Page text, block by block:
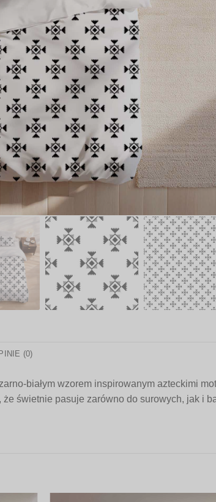
(0)
białym wzorem inspirowanym azteckimi
świetnie pasuje zarówno do surowych, jak i